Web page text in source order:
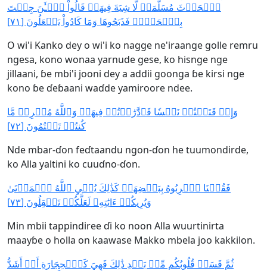
ٱلۡحَرۡثَ مُسَلَّمَةٞ لَّا شِيَةَ فِيهَاۚ قَالُواْ ٱلۡـَٰٔنَ جِئۡتَ
بِٱلۡحَقِّۚ فَذَبَحُوهَا وَمَا كَادُواْ يَفۡعَلُونَ [٧١]
O wi'i Kanko dey o wi'i ko nagge ne'iraange golle remru
ngesa, kono wonaa yarnude gese, ko hisnge nge
jillaani, ɓe mbi'i jooni dey a addii goonga ɓe kirsi nge
kono ɓe ɗeɓaani waɗde yamiroore ndee.
وَإِذۡ قَتَلۡتُمۡ نَفۡسٗا فَٱدَّٰرَٰءۡتُمۡ فِيهَاۖ وَٱللَّهُ مُخۡرِجٞ مَّا
كُنتُمۡ تَكۡتُمُونَ [٧٢]
Nde mbar-ɗon feɗtaandu ngon-ɗon he tuumondirde,
ko Alla yaltini ko cuuɗno-ɗon.
فَقُلۡنَا ٱضۡرِبُوهُ بِبَعۡضِهَاۚ كَذَٰلِكَ يُحۡيِ ٱللَّهُ ٱلۡمَوۡتَىٰ
وَيُرِيكُمۡ ءَايَٰتِهِۦ لَعَلَّكُمۡ تَعۡقِلُونَ [٧٣]
Min mbii tappindiree ɗi ko noon Alla wuurtinirta
maayɓe o holla on kaawase Makko mbela joo kakkilon.
ثُمَّ قَسَتۡ قُلُوبُكُم مِّنۢ بَعۡدِ ذَٰلِكَ فَهِيَ كَٱلۡحِجَارَةِ أَوۡ أَشَدُّ